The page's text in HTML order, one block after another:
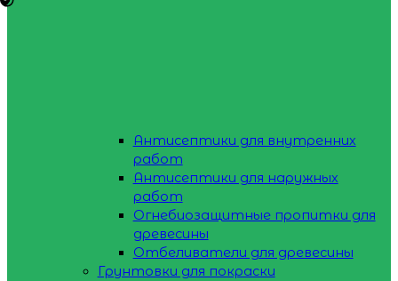
Антисептики для внутренних
работ
Антисептики для наружных
работ
Огнебиозащитные пропитки для
древесины
Отбеливатели для древесины
Грунтовки для покраски